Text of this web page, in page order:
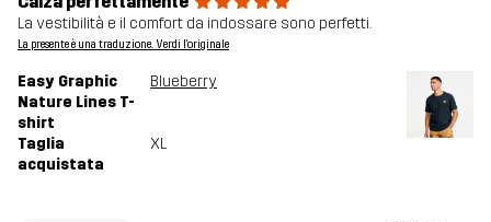
La vestibilità e il comfort da indossare sono perfetti.
La presente è una traduzione. Verdi l'originale
Easy Graphic
Nature Lines T-
shirt
Blueberry
Taglia
acquistata
XL